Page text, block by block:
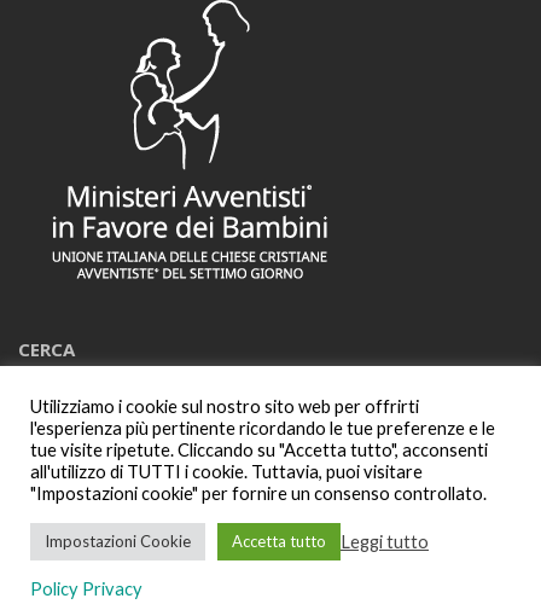
CERCA
Cerca:
Tutti i diritti riservati |
Utilizziamo i cookie sul nostro sito web per offrirti
l'esperienza più pertinente ricordando le tue preferenze e le
tue visite ripetute. Cliccando su "Accetta tutto", acconsenti
all'utilizzo di TUTTI i cookie. Tuttavia, puoi visitare
"Impostazioni cookie" per fornire un consenso controllato.
Impostazioni Cookie Accetta tutto Leggi tutto
Policy Privacy